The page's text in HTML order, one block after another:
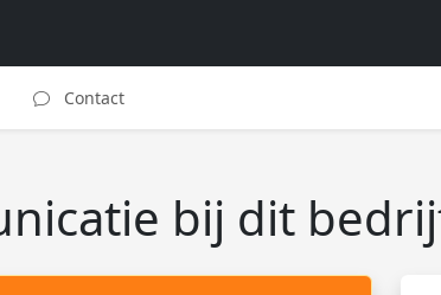
Contact
bij dit